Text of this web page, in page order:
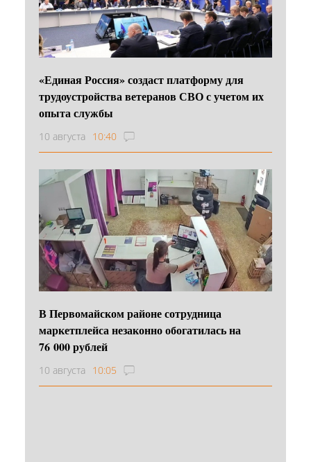
«Единая Россия» создаст платформу для
трудоустройства ветеранов СВО с учетом их
опыта службы
10 августа 10:40
В Первомайском районе сотрудница
маркетплейса незаконно обогатилась на
76 000 рублей
10 августа 10:05